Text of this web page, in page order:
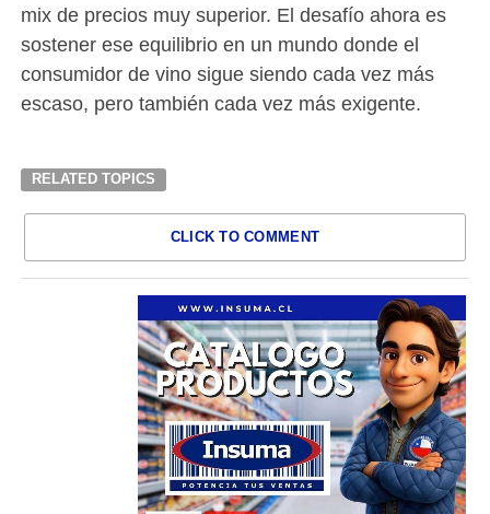
mix de precios muy superior. El desafío ahora es
sostener ese equilibrio en un mundo donde el
consumidor de vino sigue siendo cada vez más
escaso, pero también cada vez más exigente.
RELATED TOPICS
CLICK TO COMMENT